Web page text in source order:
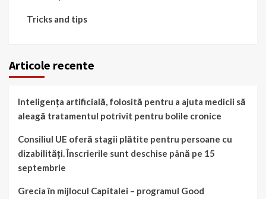
Tricks and tips
Articole recente
Inteligența artificială, folosită pentru a ajuta medicii să
aleagă tratamentul potrivit pentru bolile cronice
Consiliul UE oferă stagii plătite pentru persoane cu
dizabilități. Înscrierile sunt deschise până pe 15
septembrie
Grecia în mijlocul Capitalei – programul Good